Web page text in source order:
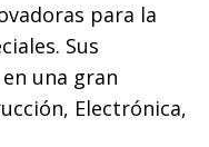
para la
Sus
una gran
Electrónica,